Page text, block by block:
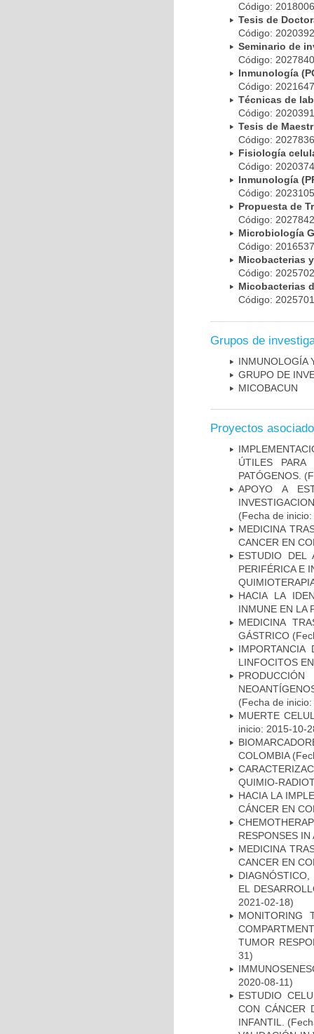
Código:
Tesis de
Código:
Seminario de
Código:
Inmunología
Código:
Técnicas de
Código:
Tesis de
Código:
Fisiología
Código:
Inmunología
Código:
Propuesta de
Código:
Microbiología
Código:
Micobacterias
Código:
Micobacterias
Código:
Grupos de
INMUNOLOGÍA
GRUPO DE
MICOBAC­UN
Proyectos
ÚTILES
PATÓGENOS.
APOYO A
(Fecha de
MEDICINA
CANCER EN
ESTUDIO DEL
PERIFÉRICA E
HACIA LA
INMUNE EN LA
MEDICINA
GÁSTRICO
LINFOCITOS
(Fecha de
MUERTE
inicio: 2015-10-
COLOMBIA
QUIMIO-
HACIA LA
CÁNCER EN
RESPONSES IN
MEDICINA
CANCER EN
EL
2021-02-18)
MONITORING
TUMOR
31)
2020-08-11)
ESTUDIO
CON CÁNCER
INFANTIL.